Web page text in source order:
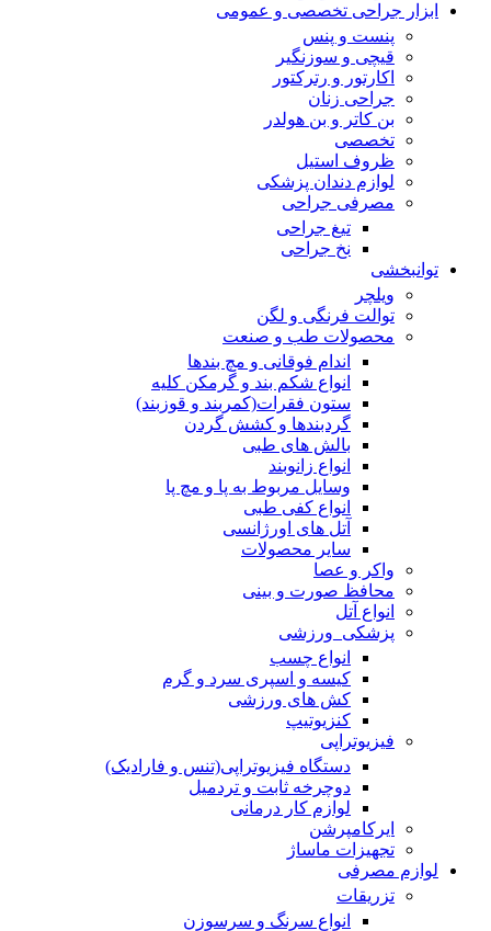
ابزار جراحی تخصصی و عمومی
پنست و پنس
قیچی و سوزنگیر
اکارتور و رترکتور
جراحی زنان
بن کاتر و بن هولدر
تخصصی
ظروف استیل
لوازم دندان پزشکی
مصرفی جراحی
تیغ جراحی
نخ جراحی
توانبخشی
ویلچر
توالت فرنگی و لگن
محصولات طب و صنعت
اندام فوقانی و مچ بندها
انواع شکم بند و گرمکن کلیه
ستون فقرات(کمربند و قوزبند)
گردبندها و کشش گردن
بالش های طبی
انواع زانوبند
وسایل مربوط به پا و مچ پا
انواع کفی طبی
آتل های اورژانسی
سایر محصولات
واکر و عصا
محافظ صورت و بینی
انواع آتل
پزشکی_ورزشی
انواع چسب
کیسه و اسپری سرد و گرم
کش های ورزشی
کنزیوتیپ
فیزیوتراپی
دستگاه فیزیوتراپی(تنس و فارادیک)
دوچرخه ثابت و تردمیل
لوازم کار درمانی
ایرکامپرشن
تجهیزات ماساژ
لوازم مصرفی
تزریقات
انواع سرنگ و سرسوزن